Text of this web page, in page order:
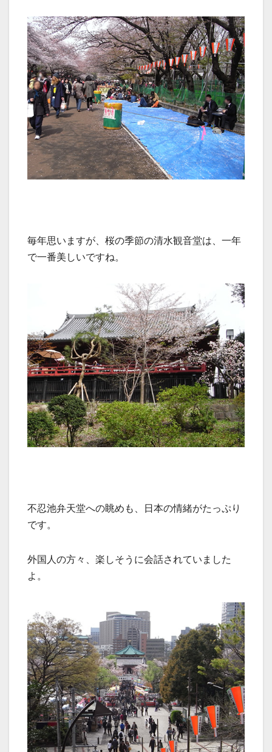
毎年思いますが、桜の季節の清水観音堂は、一年
で一番美しいですね。
不忍池弁天堂への眺めも、日本の情緒がたっぷり
です。
外国人の方々、楽しそうに会話されていました
よ。